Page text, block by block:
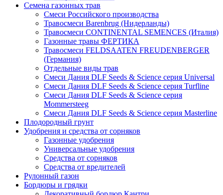
Семена газонных трав
Смеси Российского производства
Травосмеси Barenbrug (Нидерланды)
Травосмеси CONTINENTAL SEMENCES (Италия)
Газонные травы ФЕРТИКА
Травосмеси FELDSAATEN FREUDENBERGER
(Германия)
Отдельные виды трав
Смеси Дания DLF Seeds & Sciеnce серия Universal
Смеси Дания DLF Seeds & Sciеnce серия Turfline
Смеси Дания DLF Seeds & Sciеnce серия
Mommersteeg
Смеси Дания DLF Seeds & Sciеnce серия Masterline
Плодородный грунт
Удобрения и средства от сорняков
Газонные удобрения
Универсальные удобрения
Средства от сорняков
Средства от вредителей
Рулонный газон
Бордюры и грядки